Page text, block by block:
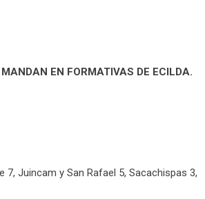
EN FORMATIVAS DE ECILDA.
7, Juincam y San Rafael 5, Sacachispas 3,